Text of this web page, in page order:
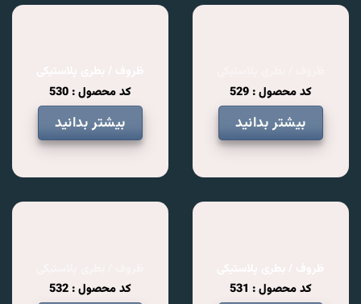
کد محصول : 529
بیشتر بدانید
کد محصول : 530
بیشتر بدانید
کد محصول : 531
کد محصول : 532